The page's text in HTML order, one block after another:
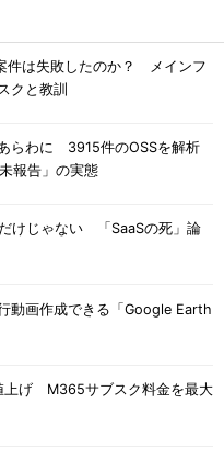
件は失敗したのか？ メインフ
クと教訓
らわに 3915件のOSSを解析
報告」の実態
けじゃない 「SaaSの死」論
動画作成できる「Google Earth
上げ M365サブスク料金を最大